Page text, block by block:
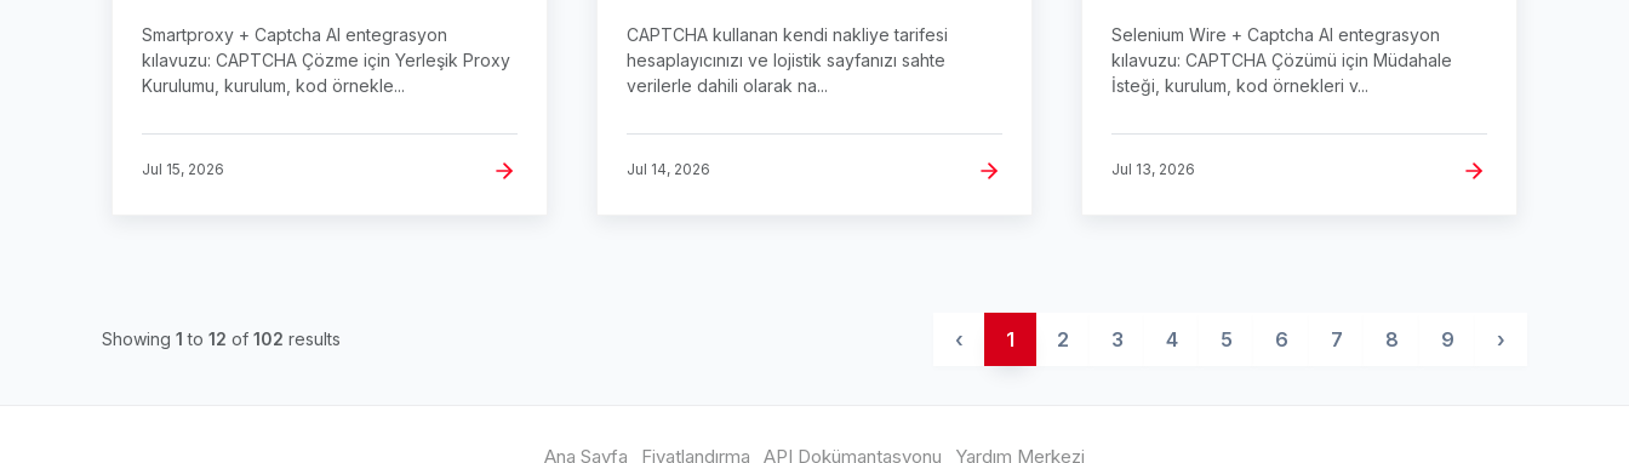
Yerleşik Proxy Kurulumu
Smartproxy + Captcha AI entegrasyon
kılavuzu: CAPTCHA Çözme için Yerleşik Proxy
Kurulumu, kurulum, kod örnekle...
Jul 15, 2026
CAPTCHA için QA testleri
CAPTCHA kullanan kendi nakliye tarifesi
hesaplayıcınızı ve lojistik sayfanızı sahte
verilerle dahili olarak na...
Jul 14, 2026
Çözümü için Müdahale
İsteği
Selenium Wire + Captcha AI entegrasyon
kılavuzu: CAPTCHA Çözümü için Müdahale
İsteği, kurulum, kod örnekleri v...
Jul 13, 2026
Showing 1 to 12 of 102 results ‹ 1 2 3 4 5 6 7 8 9 ›
Ana Sayfa Fiyatlandırma API Dokümantasyonu Yardım Merkezi